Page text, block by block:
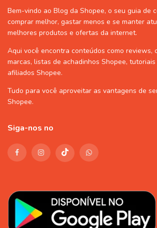
Bem-vindo ao Blog da Shopee, o seu guia de
comprar melhor, gastar menos e se manter
melhores produtos e ofertas da internet.
Aqui você encontra conteúdos como reviews,
marcas, listas de achadinhos Shopee,
afiliados Shopee.
Tudo para você aproveitar as vantagens de
Shopee.
Siga-nos no